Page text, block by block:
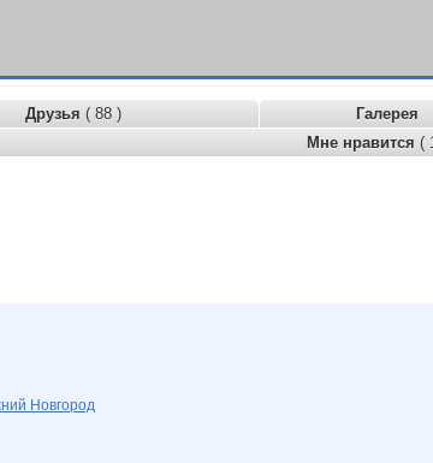
Друзья ( 88 ) Галерея
Мне нравится (
Новгород